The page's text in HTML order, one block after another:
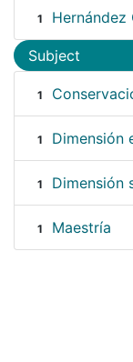
1 Hernández
Subject
1
1 Dimensión
1 Dimensión
1 Maestría